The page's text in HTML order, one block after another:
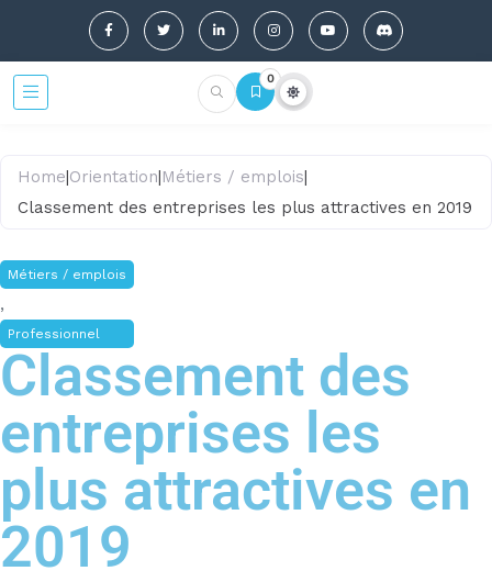
0
Home|Orientation|Métiers / emplois|
Classement des entreprises les plus attractives en 2019
Métiers / emplois
,
Professionnel
Classement des
entreprises les
plus attractives en
2019